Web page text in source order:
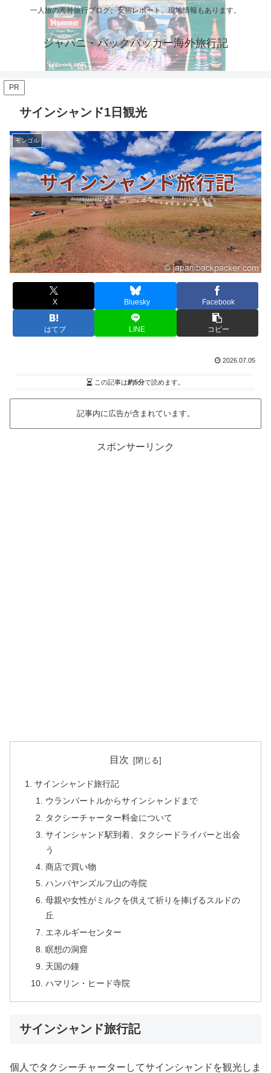
一人旅の海外旅行ブログ。安宿レポート、現地情報もあります。
ジャパニ・バックパッカー海外旅行記
PR
サインシャンド1日観光
モンゴル
X Bluesky Facebook
はてブ LINE コピー
2026.07.05
この記事は約5分で読めます。
記事内に広告が含まれています。
スポンサーリンク
目次
サインシャンド旅行記
ウランバートルからサインシャンドまで
タクシーチャーター料金について
サインシャンド駅到着、タクシードライバーと出会
う
商店で買い物
ハンバヤンズルフ山の寺院
母親や女性がミルクを供えて祈りを捧げるスルドの
丘
エネルギーセンター
瞑想の洞窟
天国の鐘
ハマリン・ヒード寺院
サインシャンド旅行記
個人でタクシーチャーターしてサインシャンドを観光しま